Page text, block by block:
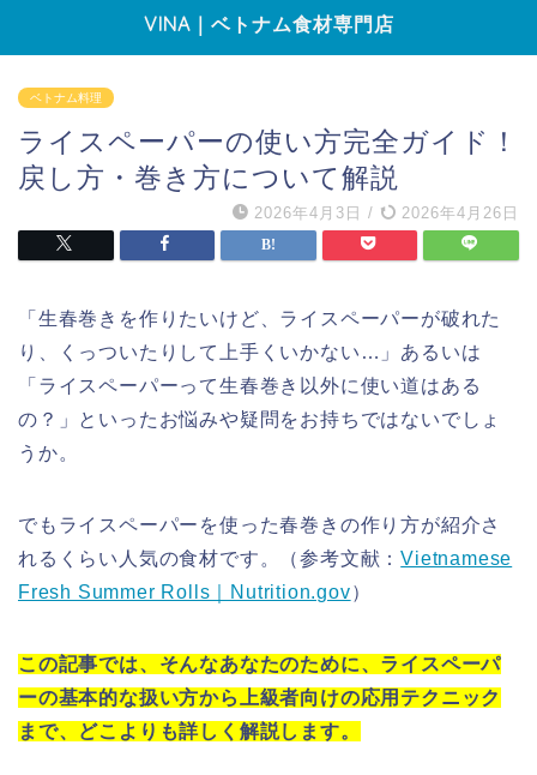
VINA｜ベトナム食材専門店
ベトナム料理
ライスペーパーの使い方完全ガイド！
戻し方・巻き方について解説
2026年4月3日 / 2026年4月26日
「生春巻きを作りたいけど、ライスペーパーが破れた
り、くっついたりして上手くいかない…」あるいは
「ライスペーパーって生春巻き以外に使い道はある
の？」といったお悩みや疑問をお持ちではないでしょ
うか。
でもライスペーパーを使った春巻きの作り方が紹介さ
れるくらい人気の食材です。（参考文献：Vietnamese
Fresh Summer Rolls｜Nutrition.gov）
この記事では、そんなあなたのために、ライスペーパ
ーの基本的な扱い方から上級者向けの応用テクニック
まで、どこよりも詳しく解説します。